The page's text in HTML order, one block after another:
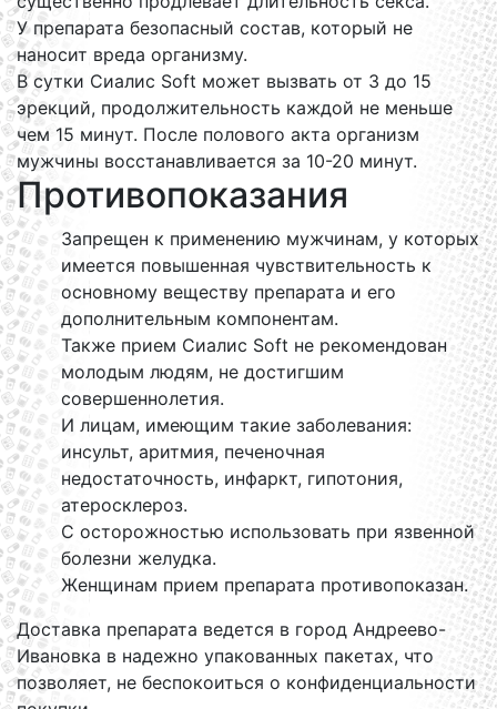
У препарата безопасный состав, который не
наносит вреда организму.
В сутки Сиалис Soft может вызвать от 3 до 15
эрекций, продолжительность каждой не меньше
чем 15 минут. После полового акта организм
мужчины восстанавливается за 10-20 минут.
Противопоказания
Запрещен к применению мужчинам, у которых
имеется повышенная чувствительность к
основному веществу препарата и его
дополнительным компонентам.
Также прием Сиалис Soft не рекомендован
молодым людям, не достигшим
совершеннолетия.
И лицам, имеющим такие заболевания:
инсульт, аритмия, печеночная
недостаточность, инфаркт, гипотония,
атеросклероз.
С осторожностью использовать при язвенной
болезни желудка.
Женщинам прием препарата противопоказан.
Доставка препарата ведется в город Андреево-
Ивановка в надежно упакованных пакетах, что
позволяет, не беспокоиться о конфиденциальности